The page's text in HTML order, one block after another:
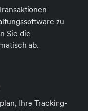
zu
Sie die
ab.
Ihre Tracking-